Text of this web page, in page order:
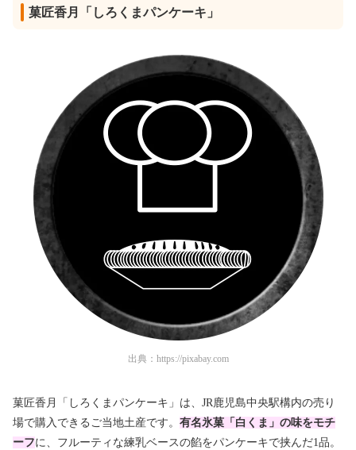
菓匠香月「しろくまパンケーキ」
出典： https://pixabay.com
菓匠香月「しろくまパンケーキ」は、JR鹿児島中央駅構内の売り
場で購入できるご当地土産です。 有名氷菓「白くま」の味をモチ
ーフに、フルーティな練乳ベースの餡をパンケーキで挟んだ1品。